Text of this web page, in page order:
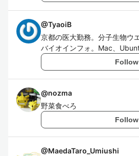
@TyaoiB
京都の医大勤務。分子生物ウ
バイオインフォ。Mac、
Follow
@nozma
野菜食べろ
Follow
@MaedaTaro_Umiushi